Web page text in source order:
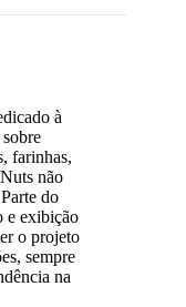
à
farinhas,
não
do
e exibição
o projeto
sempre
na